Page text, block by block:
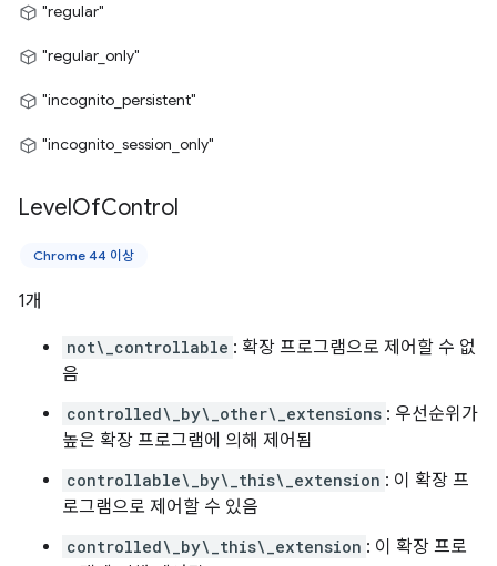
"regular"
"regular_only"
"incognito_persistent"
"incognito_session_only"
LevelOfControl
Chrome 44 이상
1개
not\_controllable : 확장 프로그램으로 제어할 수 없
음
controlled\_by\_other\_extensions : 우선순위가
높은 확장 프로그램에 의해 제어됨
controllable\_by\_this\_extension : 이 확장 프
로그램으로 제어할 수 있음
controlled\_by\_this\_extension : 이 확장 프로